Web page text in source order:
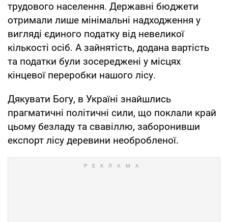
трудового населення. Державні бюджети
отримали лише мінімальні надходження у
вигляді єдиного податку від невеликої
кількості осіб. А зайнятість, додана вартість
та податки були зосереджені у місцях
кінцевої переробки нашого лісу.
Дякувати Богу, в Україні знайшлись
прагматичні політичні сили, що поклали край
цьому безладу та свавіллю, заборонивши
експорт лісу деревини необробленої.